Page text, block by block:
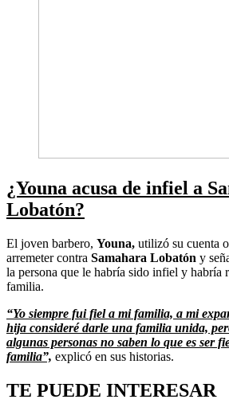
¿Youna acusa de infiel a
Lobatón?
El joven barbero, Youna, utilizó su cuenta
arremeter contra Samahara Lobatón y
la persona que le habría sido infiel y habría
familia.
“Yo siempre fui fiel a mi familia, a mi
hija consideré darle una familia unida,
algunas personas no saben lo que es ser
familia”, explicó en sus historias.
TE PUEDE INTERESAR